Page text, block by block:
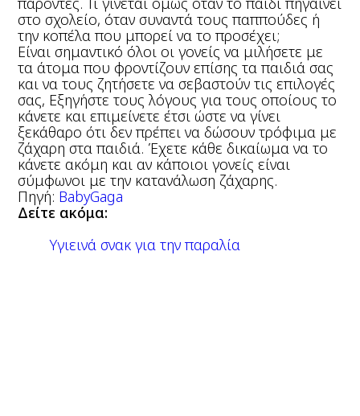
στο σχολείο, όταν συναντά τους παππούδες ή
την κοπέλα που μπορεί να το προσέχει;
Είναι σημαντικό όλοι οι γονείς να μιλήσετε με
τα άτομα που φροντίζουν επίσης τα παιδιά σας
και να τους ζητήσετε να σεβαστούν τις επιλογές
σας, Εξηγήστε τους λόγους για τους οποίους το
κάνετε και επιμείνετε έτσι ώστε να γίνει
ξεκάθαρο ότι δεν πρέπει να δώσουν τρόφιμα με
ζάχαρη στα παιδιά. Έχετε κάθε δικαίωμα να το
κάνετε ακόμη και αν κάποιοι γονείς είναι
σύμφωνοι με την κατανάλωση ζάχαρης.
Πηγή: BabyGaga
Δείτε ακόμα:
Υγιεινά σνακ για την παραλία